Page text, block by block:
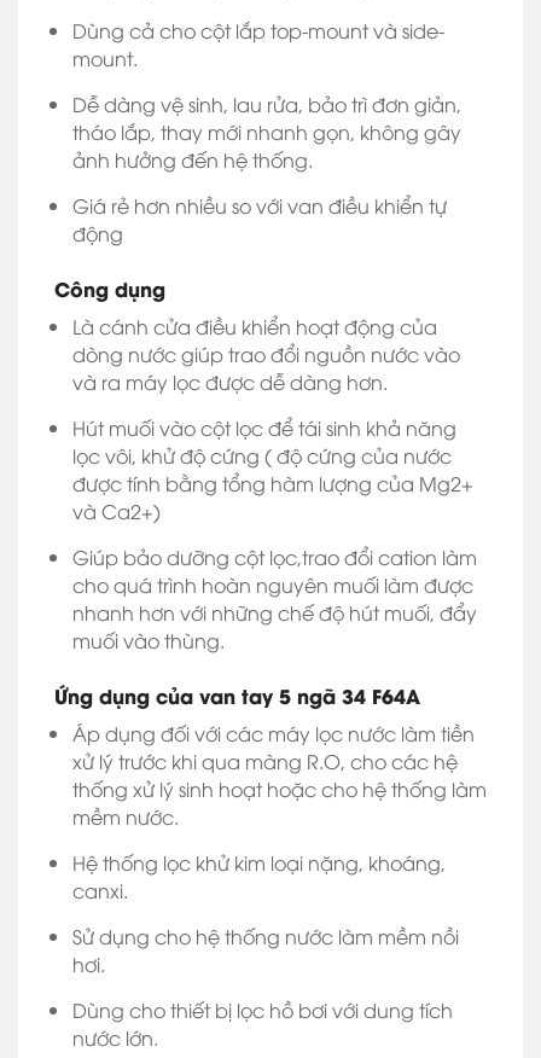
Dùng cả cho cột lắp top-mount và side-
mount.
Dễ dàng vệ sinh, lau rửa, bảo trì đơn giản,
tháo lắp, thay mới nhanh gọn, không gây
ảnh hưởng đến hệ thống.
Giá rẻ hơn nhiều so với van điều khiển tự
động
Công dụng
Là cánh cửa điều khiển hoạt động của
dòng nước giúp trao đổi nguồn nước vào
và ra máy lọc được dễ dàng hơn.
Hút muối vào cột lọc để tái sinh khả năng
lọc vôi, khử độ cứng ( độ cứng của nước
được tính bằng tổng hàm lượng của Mg2+
và Ca2+)
Giúp bảo dưỡng cột lọc,trao đổi cation làm
cho quá trình hoàn nguyên muối làm được
nhanh hơn với những chế độ hút muối, đẩy
muối vào thùng.
Ứng dụng của van tay 5 ngã 34 F64A
Áp dụng đối với các máy lọc nước làm tiền
xử lý trước khi qua màng R.O, cho các hệ
thống xử lý sinh hoạt hoặc cho hệ thống làm
mềm nước.
Hệ thống lọc khử kim loại nặng, khoáng,
canxi.
Sử dụng cho hệ thống nước làm mềm nồi
hơi.
Dùng cho thiết bị lọc hồ bơi với dung tích
nước lớn.